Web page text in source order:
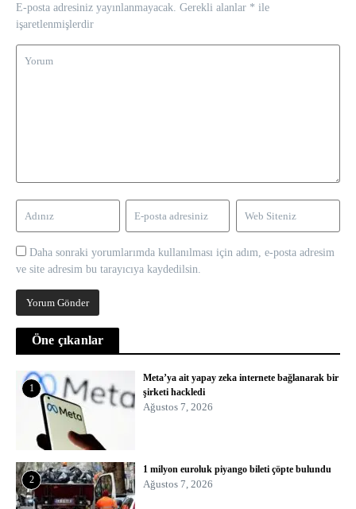
E-posta adresiniz yayınlanmayacak. Gerekli alanlar * ile
işaretlenmişlerdir
Daha sonraki yorumlarımda kullanılması için adım, e-posta adresim
ve site adresim bu tarayıcıya kaydedilsin.
Öne çıkanlar
1
Meta’ya ait yapay zeka internete bağlanarak bir
şirketi hackledi
Ağustos 7, 2026
2
1 milyon euroluk piyango bileti çöpte bulundu
Ağustos 7, 2026